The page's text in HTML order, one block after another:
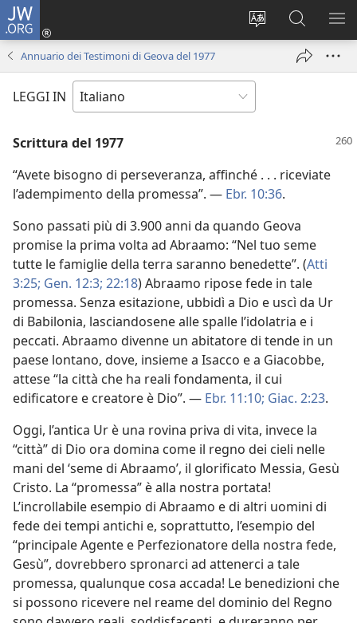
JW.ORG
Modificare
Accedi
(apre
finestra)
Cerca
in
JW.ORG
Annuario dei Testimoni di Geova del 1977
LEGGI IN
Scrittura del 1977
“Avete bisogno di perseveranza, affinché . . . riceviate
l’adempimento della promessa”. — Ebr. 10:36.
Sono passati più di 3.900 anni da quando Geova
promise la prima volta ad Abraamo: “Nel tuo seme
tutte le famiglie della terra saranno benedette”. (Atti
3:25; Gen. 12:3; 22:18) Abraamo ripose fede in tale
promessa. Senza esitazione, ubbidì a Dio e uscì da Ur
di Babilonia, lasciandosene alle spalle l’idolatria e i
peccati. Abraamo divenne un abitatore di tende in un
paese lontano, dove, insieme a Isacco e a Giacobbe,
attese “la città che ha reali fondamenta, il cui
edificatore e creatore è Dio”. — Ebr. 11:10; Giac. 2:23.
Oggi, l’antica Ur è una rovina priva di vita, invece la
“città” di Dio ora domina come il regno dei cieli nelle
mani del ‘seme di Abraamo’, il glorificato Messia, Gesù
Cristo. La “promessa” è alla nostra portata!
L’incrollabile esempio di Abraamo e di altri uomini di
fede dei tempi antichi e, soprattutto, l’esempio del
“principale Agente e Perfezionatore della nostra fede,
Gesù”, dovrebbero spronarci ad attenerci a tale
promessa, qualunque cosa accada! Le benedizioni che
si possono ricevere nel reame del dominio del Regno